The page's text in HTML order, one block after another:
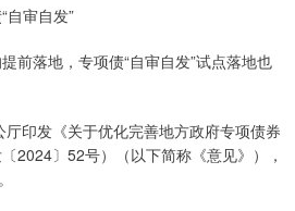
审自发”
落地，专项债“自审自发”试点落地也
印发《关于优化完善地方政府专项债券
2024〕52号）（以下简称《意见》），